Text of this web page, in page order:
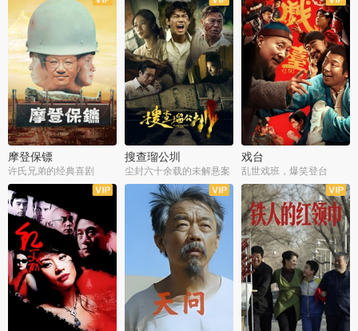
摩登保镖
许氏兄弟的经典喜剧
搜查瑠公圳
尘封六十余载的未解悬案
戏台
乱世戏班，爆笑登台